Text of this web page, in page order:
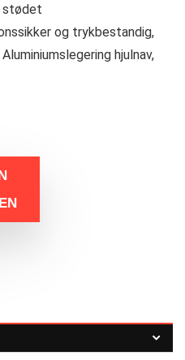
stødet
og trykbestandig,
hjulnav,